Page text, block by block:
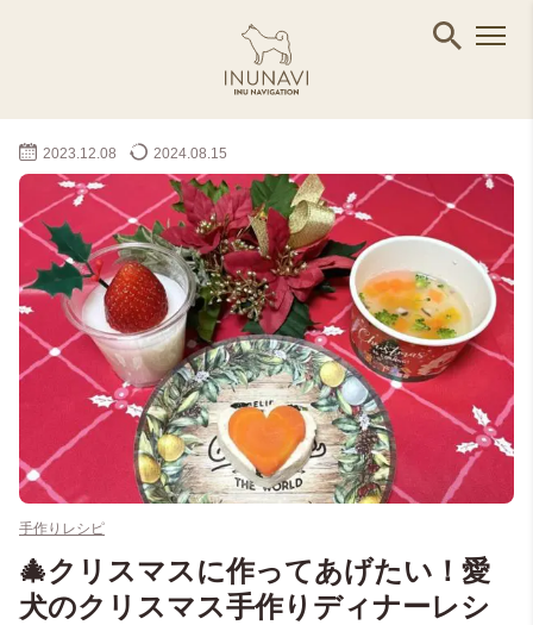
2023.12.08 2024.08.15
手作りレシピ
🎄クリスマスに作ってあげたい！愛
犬のクリスマス手作りディナーレシ